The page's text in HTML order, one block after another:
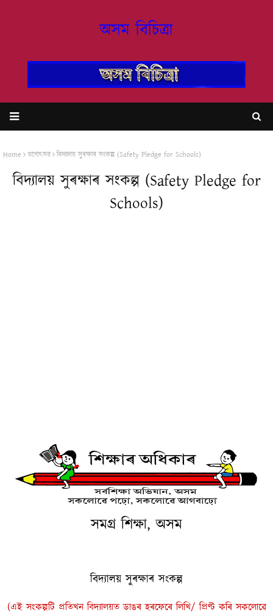
অসম বিচিত্ৰা
Home গুণোৎসৱ বিদ্যালয় সুৰক্ষাৰ সংকল্প (Safety Pledge for Schools)
বিদ্যালয় সুৰক্ষাৰ সংকল্প (Safety Pledge for
Schools)
সমগ্ৰ শিক্ষা, অসম
বিদ্যালয় সুৰক্ষাৰ সংকল্প
(এই সংকল্পটি প্ৰতিখন বিদ্যালয়ত ডাঙৰ হৰফেৰে লিখি‍/ প্ৰিণ্ট কৰি সকলোৱে